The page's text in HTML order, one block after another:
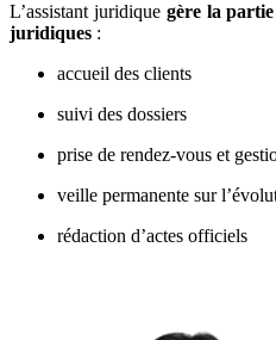
L’assistant juridique gère la
juridiques :
accueil des clients
suivi des dossiers
prise de rendez-vous et
veille permanente sur
rédaction d’actes officiels